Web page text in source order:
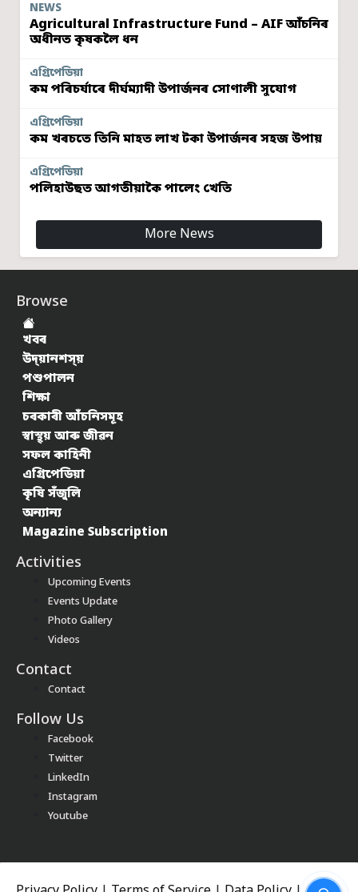
NEWS
Agricultural Infrastructure Fund – AIF আঁচনিৰ
অধীনত কৃষকলৈ ধন
এগ্ৰিপেডিয়া
কম পৰিচৰ্যাৰে দীৰ্ঘম্যাদী উপাৰ্জনৰ সোণালী সুযোগ
এগ্ৰিপেডিয়া
কম খৰচতে তিনি মাহত লাখ টকা উপাৰ্জনৰ সহজ উপায়
এগ্ৰিপেডিয়া
পলিহাউছত আগতীয়াকৈ পালেং খেতি
More News
Browse
খবৰ
উদ্য়ানশস্য়
পশুপালন
শিক্ষা
চৰকাৰী আঁচনিসমূহ
স্বাস্থ্য় আৰু জীৱন
সফল কাহিনী
এগ্ৰিপেডিয়া
কৃষি সঁজুলি
অন্যান্য
Magazine Subscription
Activities
Upcoming Events
Events Update
Photo Gallery
Videos
Contact
Contact
Follow Us
Facebook
Twitter
LinkedIn
Instagram
Youtube